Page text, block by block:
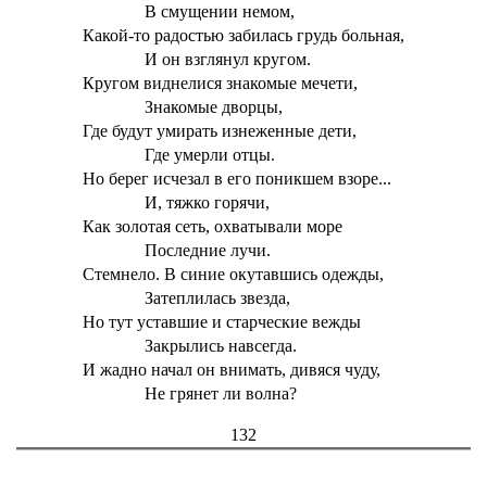
В смущении немом,
Какой-то радостью забилась грудь больная,
И он взглянул кругом.
Кругом виднелися знакомые мечети,
Знакомые дворцы,
Где будут умирать изнеженные дети,
Где умерли отцы.
Но берег исчезал в его поникшем взоре...
И, тяжко горячи,
Как золотая сеть, охватывали море
Последние лучи.
Стемнело. В синие окутавшись одежды,
Затеплилась звезда,
Но тут уставшие и старческие вежды
Закрылись навсегда.
И жадно начал он внимать, дивяся чуду,
Не грянет ли волна?
132